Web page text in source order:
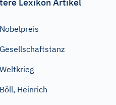
Nobelpreis
Gesellschaftstanz
Weltkrieg
Böll, Heinrich